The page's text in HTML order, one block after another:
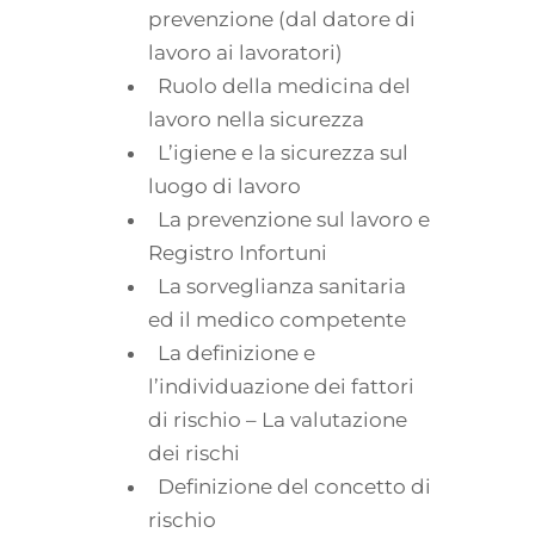
prevenzione (dal datore di
lavoro ai lavoratori)
Ruolo della medicina del
lavoro nella sicurezza
L’igiene e la sicurezza sul
luogo di lavoro
La prevenzione sul lavoro e
Registro Infortuni
La sorveglianza sanitaria
ed il medico competente
La definizione e
l’individuazione dei fattori
di rischio – La valutazione
dei rischi
Definizione del concetto di
rischio